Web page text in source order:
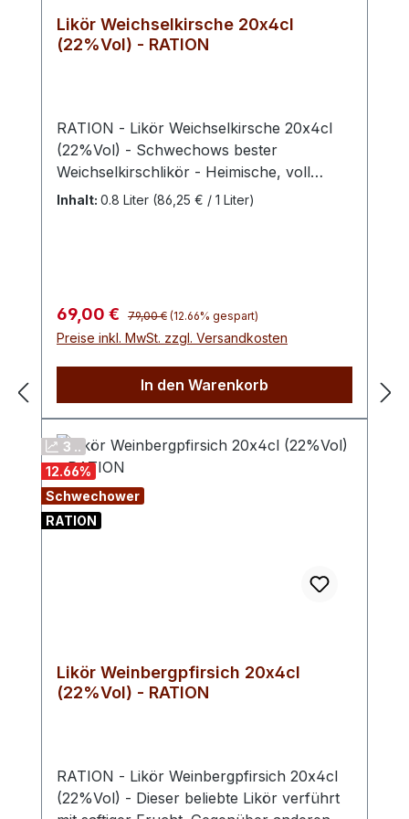
Likör Weichselkirsche 20x4cl
(22%Vol) - RATION
RATION - Likör Weichselkirsche 20x4cl
(22%Vol) - Schwechows bester
Weichselkirschlikör - Heimische, voll
ausgereifte Früchte verleihen unserem
Früchte der unberührten Natur
Mecklenburg-Vorpommerns. Weichsel ist
hierbei eine Bezeichnung der
Sauerkirsche. Die prallroten und süß-
wunderbare Grundlage für einen
besonderen Likör. Die Erntezeit dauert
von Juli bis August an.
Inhalt: 0.8 Liter (86,25 € / 1 Liter)
Verkaufspreis:
69,00 € Regulärer Preis:
79,00 € (12.66% gespart)
Preise inkl. MwSt. zzgl. Versandkosten
In den Warenkorb
3 ..
12.66%
Schwechower
RATION
Likör Weinbergpfirsich 20x4cl
(22%Vol) - RATION
RATION - Likör Weinbergpfirsich 20x4cl
(22%Vol) - Dieser beliebte Likör verführt